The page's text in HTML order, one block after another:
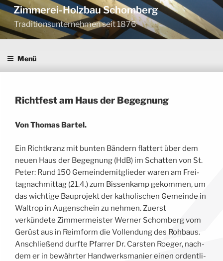
Zum
Inhalt
springen
Zimmerei-Holzbau Schomberg
Traditionsunternehmen seit 1876
Menü
AM
Richt­fest am Haus der Begegnung
Von Tho­mas Bartel.
Ein Richt­kranz mit bun­ten Bän­dern flat­tert über dem
neu­en Haus der Begeg­nung (HdB) im Schat­ten von St.
Peter: Rund 150 Gemein­de­mit­glie­der waren am Frei­
tag­nach­mit­tag (21.4.) zum Bis­sen­kamp gekom­men, um
das wich­ti­ge Bau­pro­jekt der katho­li­schen Gemein­de in
Wal­trop in Augen­schein zu neh­men. Zuerst
verkündete Zim­mer­meis­ter Wer­ner Schom­berg vom
Gerüst aus in Reim­form die Voll­endung des Roh­baus.
Anschlie­ßend durf­te Pfar­rer Dr. Cars­ten Roe­ger, nach­
dem er in bewährter Hand­werks­ma­nier einen ordent­li­